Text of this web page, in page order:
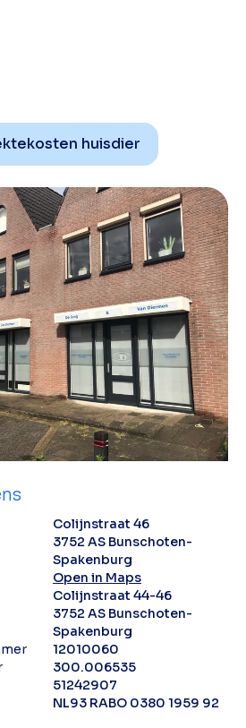
huisdier
Colijnstraat 46
3752 AS Bunschoten-
Spakenburg
Open in Maps
Colijnstraat 44-46
3752 AS Bunschoten-
Spakenburg
12010060
300.006535
51242907
NL93 RABO 0380 1959 92